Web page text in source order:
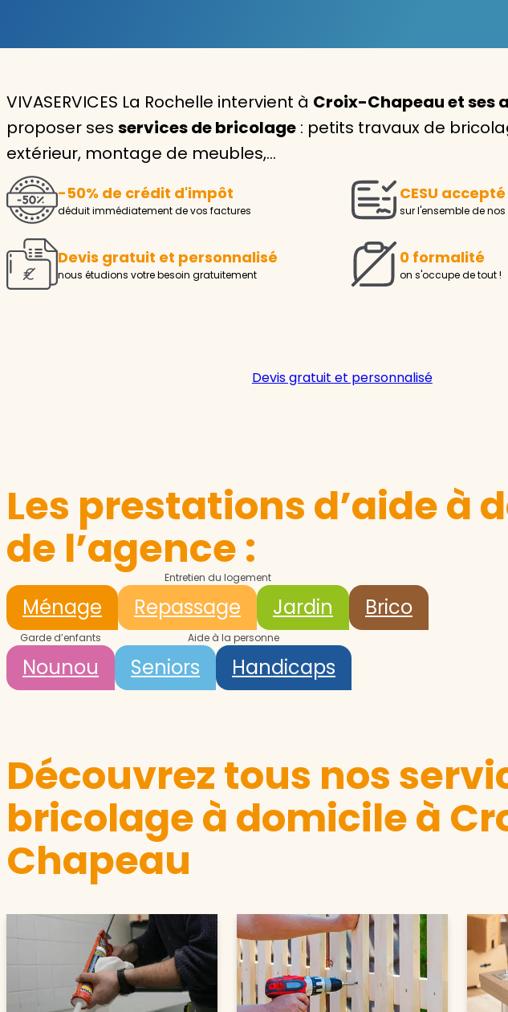
Aide à la personne
Seniors
Handicaps
Voir tous les services
Avec
service
Pour l’entretien
ou
Demander
VIVASERVICES La Rochelle intervient à Croix-Chapeau et ses
proposer ses services de bricolage : petits travaux de
extérieur, montage de meubles,…
-50% de crédit d'impôt
déduit immédiatement de vos factures
CESU accepté
sur l'ensemble de nos
Devis gratuit et personnalisé
nous étudions votre besoin gratuitement
0 formalité
on s'occupe de tout !
Devis gratuit et personnalisé
Les prestations d’aide à
de l’agence :
Entretien du logement
Ménage Repassage Jardin Brico
Garde d’enfants
Nounou
Aide à la personne
Seniors Handicaps
Découvrez tous nos
bricolage à domicile à
Chapeau